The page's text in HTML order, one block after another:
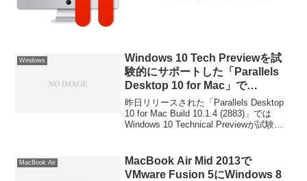
Windows
Windows 10 Tech Previewを試
験的にサポートした「Parallels
Desktop 10 for Mac」で
Windows 10をインストールして
みた。
昨日リリースされた「Parallels Desktop
10 for Mac Build 10.1.4 (2883)」では
Windows 10 Technical Previewが試験的
トールできるようになったということで
使ってみました。詳細は以下から。
MacBook Air
MacBook Air Mid 2013で
VMware Fusion 5にWindows 8